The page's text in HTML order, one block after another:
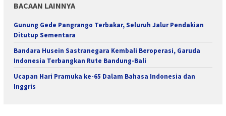
BACAAN LAINNYA
Gunung Gede Pangrango Terbakar, Seluruh Jalur Pendakian
Ditutup Sementara
Bandara Husein Sastranegara Kembali Beroperasi, Garuda
Indonesia Terbangkan Rute Bandung-Bali
Ucapan Hari Pramuka ke-65 Dalam Bahasa Indonesia dan
Inggris